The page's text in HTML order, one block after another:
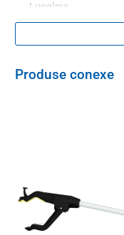
Lungime
Produse conexe